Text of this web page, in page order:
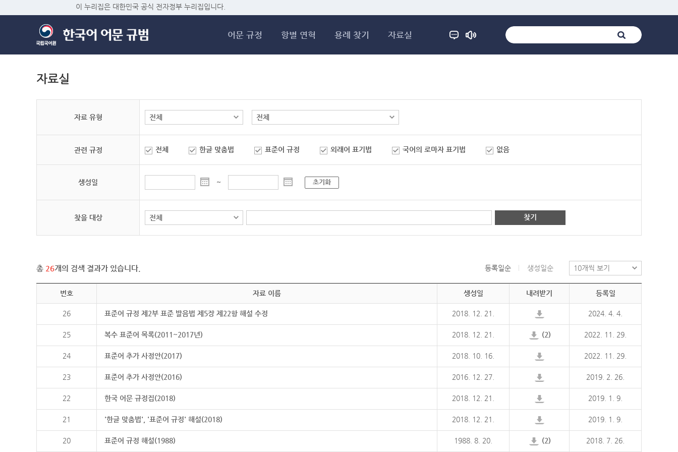
이 누리집은 대한민국 공식 전자정부 누리집입니다.
어문 규정 항별 연혁 용례 찾기 자료실
자료실
자료 유형
관련 규정 전체 한글 맞춤법 표준어 규정 외래어 표기법 국어의 로마자 표기법 없음
생성일 ~ 초기화
찾을 대상 찾기
총 26개의 검색 결과가 있습니다. 등록일순 생성일순
번호 자료 이름 생성일 내려받기 등록일
26 표준어 규정 제2부 표준 발음법 제5장 제22항 해설 수정 2018. 12. 21. 2024. 4. 4.
25 복수 표준어 목록(2011~2017년) 2018. 12. 21. (2) 2022. 11. 29.
24 표준어 추가 사정안(2017) 2018. 10. 16. 2022. 11. 29.
23 표준어 추가 사정안(2016) 2016. 12. 27. 2019. 2. 26.
22 한국 어문 규정집(2018) 2018. 12. 21. 2019. 1. 9.
21 '한글 맞춤법', '표준어 규정' 해설(2018) 2018. 12. 21. 2019. 1. 9.
20 표준어 규정 해설(1988) 1988. 8. 20. (2) 2018. 7. 26.